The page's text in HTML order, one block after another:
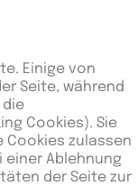
Einige von
Seite, während
die
Cookies). Sie
Cookies zulassen
einer Ablehnung
der Seite zur